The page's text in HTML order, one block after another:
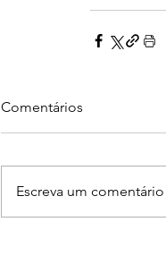
Comentários
Escreva um comentário